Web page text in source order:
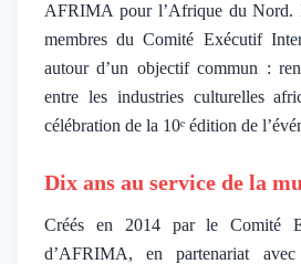
AFRIMA pour l’Afrique du Nord.
membres du Comité Exécutif
autour d’un objectif commun :
entre les industries culturelles
célébration de la 10ᵉ édition de
Dix ans au service de la
Créés en 2014 par le Comité
d’AFRIMA, en partenariat